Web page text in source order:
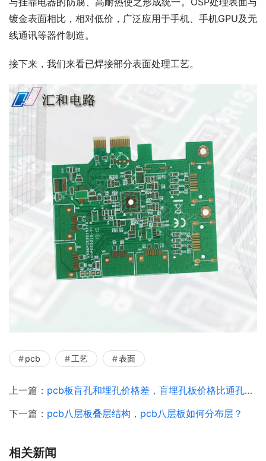
镀金表面相比，相对低价，广泛应用于手机、手机GPU及无
线通讯等器件制造。
接下来，我们来看已焊接部分表面处理工艺。
pcb 工艺 表面
上一篇： pcb板盲孔和埋孔价格差，盲埋孔板价格比通孔贵多少？
下一篇： pcb八层板叠层结构，pcb八层板如何分布层？
相关新闻